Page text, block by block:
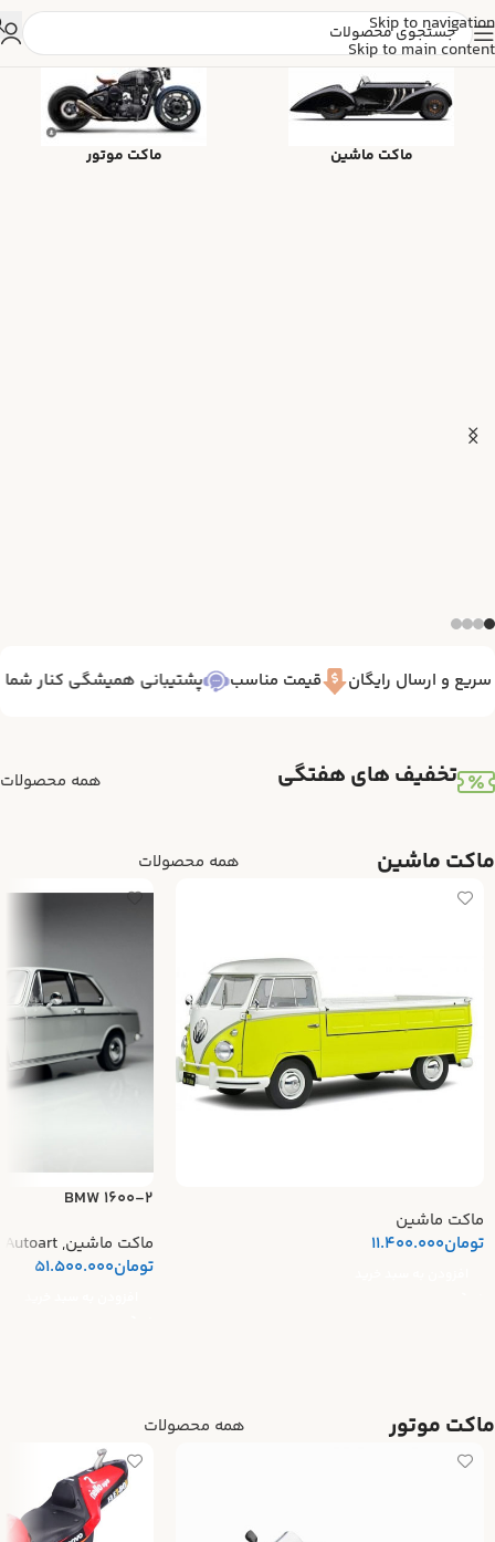
Skip to navigation
Skip to main content
ماکت ماشین ماکت موتور
پشتیبانی همیشگی کنار شما 7/24 قیمت مناسب و ارسال رایگان
تخفیف های هفتگی همه محصولات
ماکت ماشین همه محصولات
ماکت ماشین
تومان11.400.000
BMW 1600-2
ماکت ماشین,
Autoart
تومان51.500.000
ماکت موتور همه محصولات